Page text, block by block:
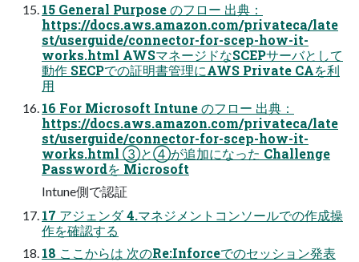
15 General Purpose のフロー 出典：
https://docs.aws.amazon.com/privateca/late
st/userguide/connector-for-scep-how-it-
works.html AWSマネージドなSCEPサーバとして
動作 SECPでの証明書管理にAWS Private CAを利
用
16 For Microsoft Intune のフロー 出典：
https://docs.aws.amazon.com/privateca/late
st/userguide/connector-for-scep-how-it-
works.html ③と④が追加になった Challenge
Passwordを Microsoft
Intune側で認証
17 アジェンダ 4.マネジメントコンソールでの作成操
作を確認する
18 ここからは 次のRe:Inforceでのセッション発表